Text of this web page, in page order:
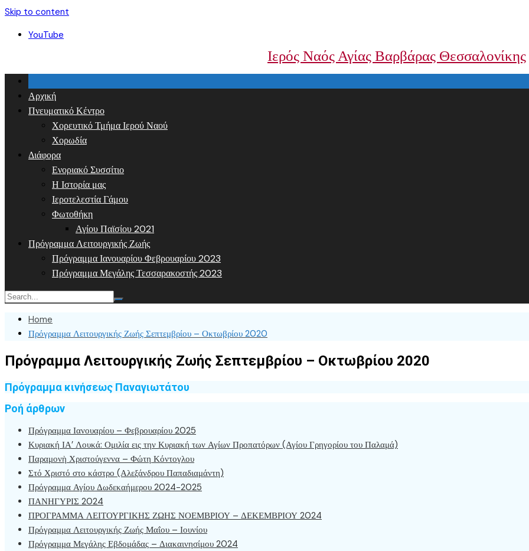
Skip to content
YouTube
Ιερός Ναός Αγίας Βαρβάρας Θεσσαλονίκης
Αρχική
Πνευματικό Κέντρο
Χορευτικό Τμήμα Ιερού Ναού
Χορωδία
Διάφορα
Ενοριακό Συσσίτιο
Η Ιστορία μας
Ιεροτελεστία Γάμου
Φωτοθήκη
Αγίου Παϊσίου 2021
Πρόγραμμα Λειτουργικής Ζωής
Πρόγραμμα Ιανουαρίου Φεβρουαρίου 2023
Πρόγραμμα Μεγάλης Τεσσαρακοστής 2023
Home
Πρόγραμμα Λειτουργικής Ζωής Σεπτεμβρίου – Οκτωβρίου 2020
Πρόγραμμα Λειτουργικής Ζωής Σεπτεμβρίου – Οκτωβρίου 2020
Πρόγραμμα κινήσεως Παναγιωτάτου
Ροή άρθρων
Πρόγραμμα Ιανουαρίου – Φεβρουαρίου 2025
Κυριακή ΙΑ’ Λουκά: Ομιλία εις την Κυριακή των Αγίων Προπατόρων (Αγίου Γρηγορίου του Παλαμά)
Παραμονὴ Χριστούγεννα – Φώτη Κόντογλου
Στό Χριστό στο κάστρο (Αλεξάνδρου Παπαδιαμάντη)
Πρόγραμμα Αγίου Δωδεκαήμερου 2024-2025
ΠΑΝΗΓΥΡΙΣ 2024
ΠΡΟΓΡΑΜΜΑ ΛΕΙΤΟΥΡΓΙΚΗΣ ΖΩΗΣ ΝΟΕΜΒΡΙΟΥ – ΔΕΚΕΜΒΡΙΟΥ 2024
Πρόγραμμα Λειτουργικής Ζωής Μαΐου – Ιουνίου
Πρόγραμμα Μεγάλης Εβδομάδας – Διακαινησίμου 2024